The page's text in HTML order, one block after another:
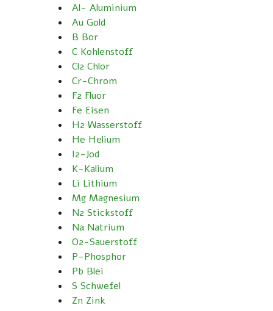
Al- Aluminium
Au Gold
B Bor
C Kohlenstoff
Cl2 Chlor
Cr-Chrom
F2 Fluor
Fe Eisen
H2 Wasserstoff
He Helium
I2-Jod
K-Kalium
Li Lithium
Mg Magnesium
N2 Stickstoff
Na Natrium
O2-Sauerstoff
P-Phosphor
Pb Blei
S Schwefel
Zn Zink